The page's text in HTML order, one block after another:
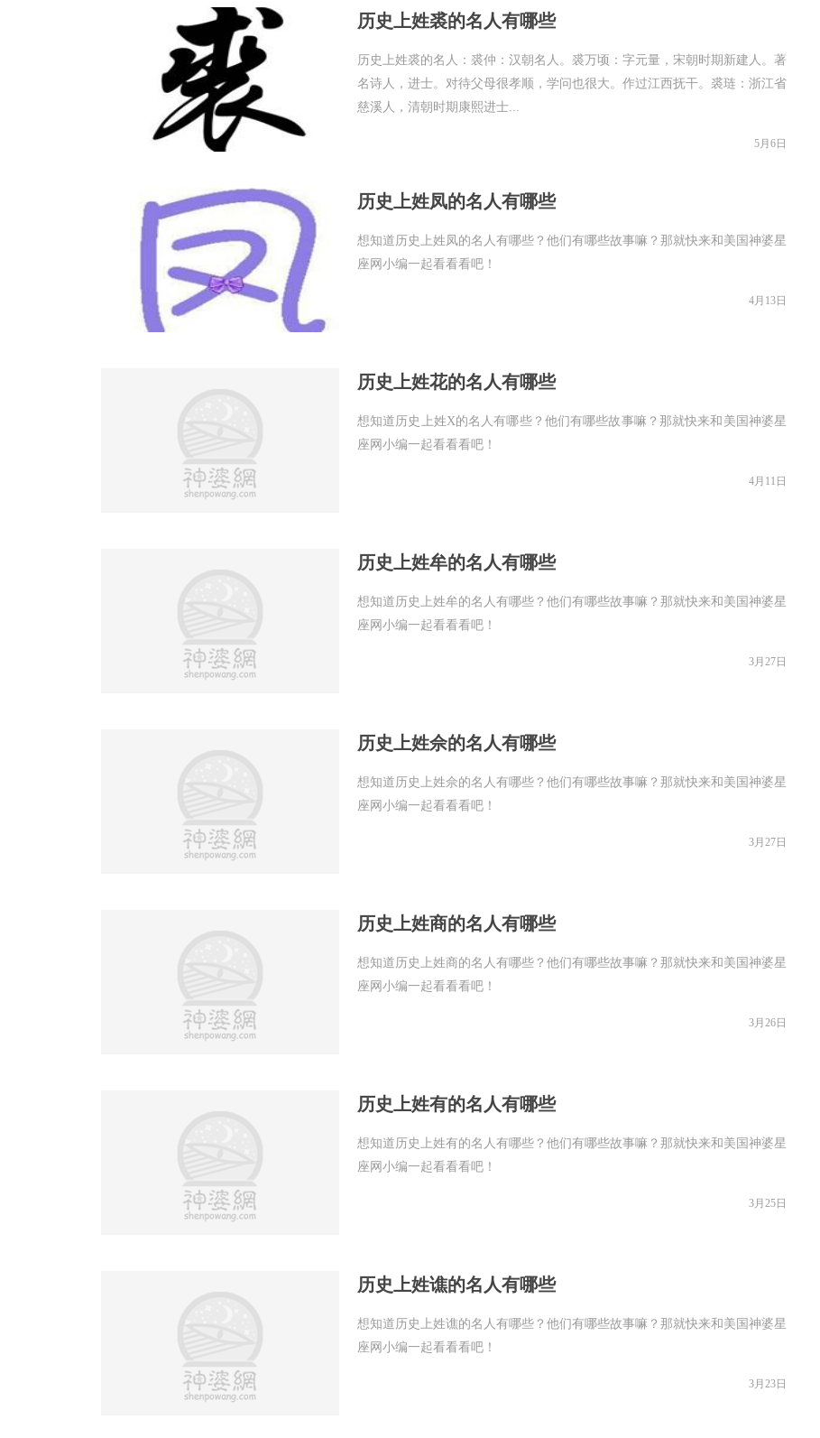
历史上姓裘的名人有哪些
历史上姓裘的名人：裘仲：汉朝名人。裘万顷：字元量，宋朝时期新建人。著
名诗人，进士。对待父母很孝顺，学问也很大。作过江西抚干。裘琏：浙江省
慈溪人，清朝时期康熙进士...
5月6日
历史上姓凤的名人有哪些
想知道历史上姓凤的名人有哪些？他们有哪些故事嘛？那就快来和美国神婆星
座网小编一起看看看吧！
4月13日
历史上姓花的名人有哪些
想知道历史上姓X的名人有哪些？他们有哪些故事嘛？那就快来和美国神婆星
座网小编一起看看看吧！
4月11日
历史上姓牟的名人有哪些
想知道历史上姓牟的名人有哪些？他们有哪些故事嘛？那就快来和美国神婆星
座网小编一起看看看吧！
3月27日
历史上姓佘的名人有哪些
想知道历史上姓佘的名人有哪些？他们有哪些故事嘛？那就快来和美国神婆星
座网小编一起看看看吧！
3月27日
历史上姓商的名人有哪些
想知道历史上姓商的名人有哪些？他们有哪些故事嘛？那就快来和美国神婆星
座网小编一起看看看吧！
3月26日
历史上姓有的名人有哪些
想知道历史上姓有的名人有哪些？他们有哪些故事嘛？那就快来和美国神婆星
座网小编一起看看看吧！
3月25日
历史上姓谯的名人有哪些
想知道历史上姓谯的名人有哪些？他们有哪些故事嘛？那就快来和美国神婆星
座网小编一起看看看吧！
3月23日